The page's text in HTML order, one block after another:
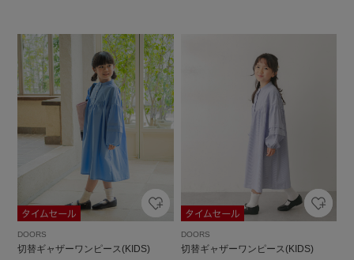
DOORS
切替ギャザーワンピース(KIDS)
DOORS
切替ギャザーワンピース(KIDS)